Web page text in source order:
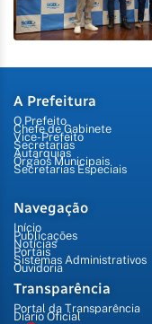
A Prefeitura
O Prefeito
Chefe de Gabinete
Vice-Prefeito
Secretarias
Autarquias
Órgãos Municipais
Secretarias Especiais
Navegação
Início
Publicações
Notícias
Portais
Sistemas Administrativos
Ouvidoria
Transparência
Portal da Transparência
Diário Oficial